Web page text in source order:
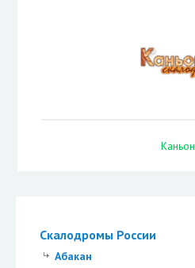
Скалодромы России
Абакан
Каньон